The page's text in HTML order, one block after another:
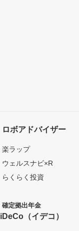
ロボアドバイザー
楽ラップ
ウェルスナビ×R
らくらく投資
確定拠出年金
iDeCo（イデコ）